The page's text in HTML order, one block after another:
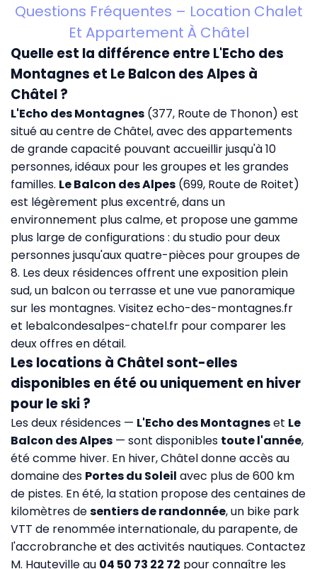
Questions Fréquentes – Location Chalet
Et Appartement À Châtel
Quelle est la différence entre L'Echo des
Montagnes et Le Balcon des Alpes à
Châtel ?
L'Echo des Montagnes (377, Route de Thonon) est
situé au centre de Châtel, avec des appartements
de grande capacité pouvant accueillir jusqu'à 10
personnes, idéaux pour les groupes et les grandes
familles. Le Balcon des Alpes (699, Route de Roitet)
est légèrement plus excentré, dans un
environnement plus calme, et propose une gamme
plus large de configurations : du studio pour deux
personnes jusqu'aux quatre-pièces pour groupes de
8. Les deux résidences offrent une exposition plein
sud, un balcon ou terrasse et une vue panoramique
sur les montagnes. Visitez echo-des-montagnes.fr
et lebalcondesalpes-chatel.fr pour comparer les
deux offres en détail.
Les locations à Châtel sont-elles
disponibles en été ou uniquement en hiver
pour le ski ?
Les deux résidences — L'Echo des Montagneset Le
Balcon des Alpes — sont disponibles toute l'année,
été comme hiver. En hiver, Châtel donne accès au
domaine des Portes du Soleil avec plus de 600 km
de pistes. En été, la station propose des centaines de
kilomètres desentiers de randonnée, un bike park
VTT de renommée internationale, du parapente, de
l'accrobranche et des activités nautiques. Contactez
M. Hauteville au 04 50 73 22 72 pour connaître les